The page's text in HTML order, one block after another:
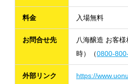
料金 入場無料
お問合せ先
八海醸造 お客
時）（0800-
外部リンク https://